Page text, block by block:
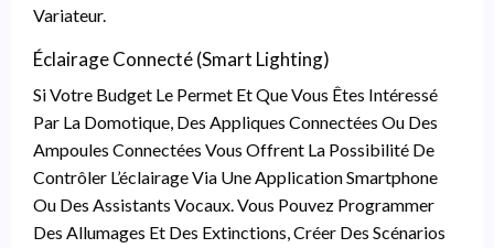
Variateur.
Éclairage Connecté (smart Lighting)
Si Votre Budget Le Permet Et Que Vous Êtes Intéressé
Par La Domotique, Des Appliques Connectées Ou Des
Ampoules Connectées Vous Offrent La Possibilité De
Contrôler L’éclairage Via Une Application Smartphone
Ou Des Assistants Vocaux. Vous Pouvez Programmer
Des Allumages Et Des Extinctions, Créer Des Scénarios